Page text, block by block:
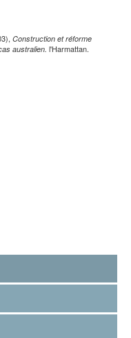
Construction et réforme
australien. l'Harmattan.